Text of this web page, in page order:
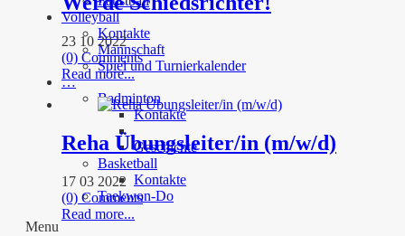
Volleyball
Kontakte
Mannschaft
Spiel und Turnierkalender
…
Badminton
Kontakte
Geschichte
Basketball
Kontakte
Taekwon-Do
Menu
23 10 2022
(0) Comments
Read more...
Reha Übungsleiter/in (m/w/d)
17 03 2022
(0) Comments
Read more...